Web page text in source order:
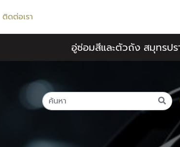
ติดต่อเรา
อู่ซ่อมสีและตัวถัง สมุทรป